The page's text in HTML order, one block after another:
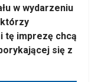
w wydarzeniu
tę imprezę chcą
się z